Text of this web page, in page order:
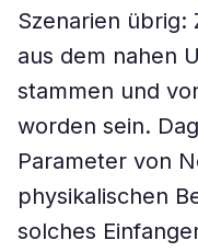
Szenarien übrig:
aus dem nahen
stammen und
worden sein.
Parameter von
physikalischen
solches